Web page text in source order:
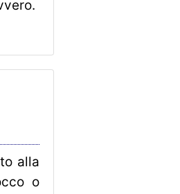
alla
o